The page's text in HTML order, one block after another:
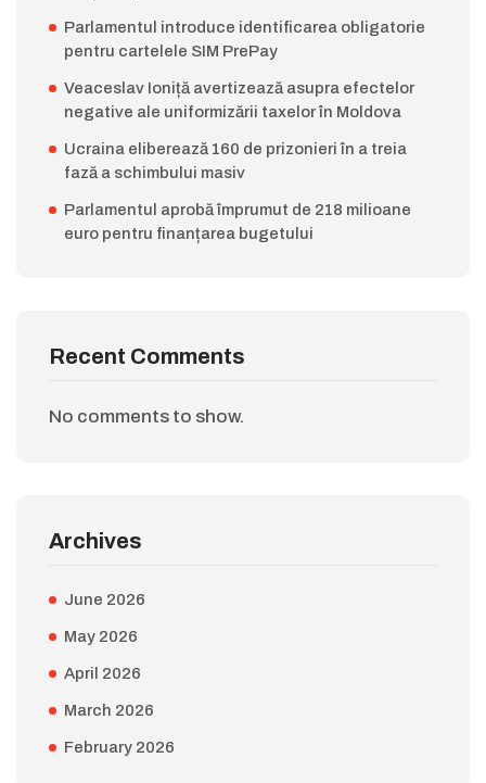
Parlamentul introduce identificarea obligatorie
pentru cartelele SIM PrePay
Veaceslav Ioniță avertizează asupra efectelor
negative ale uniformizării taxelor în Moldova
Ucraina eliberează 160 de prizonieri în a treia
fază a schimbului masiv
Parlamentul aprobă împrumut de 218 milioane
euro pentru finanțarea bugetului
Recent Comments
No comments to show.
Archives
June 2026
May 2026
April 2026
March 2026
February 2026